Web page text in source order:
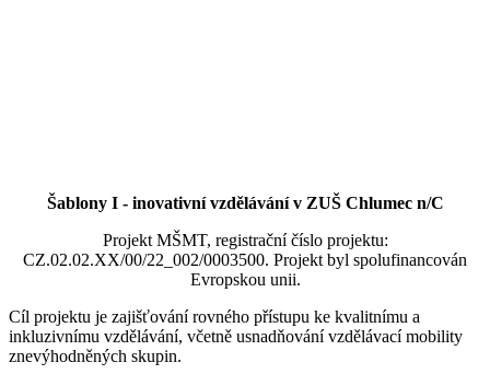
Šablony I - inovativní vzdělávání v ZUŠ Chlumec n/C
Projekt MŠMT, registrační číslo projektu:
CZ.02.02.XX/00/22_002/0003500. Projekt byl spolufinancován
Evropskou unii.
Cíl projektu je zajišťování rovného přístupu ke kvalitnímu a
inkluzivnímu vzdělávání, včetně usnadňování vzdělávací mobility
znevýhodněných skupin.